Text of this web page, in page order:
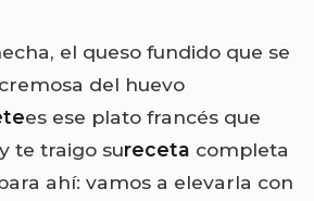
el queso fundido que se
del huevo
es ese plato francés que
te traigo sureceta completa
ahí: vamos a elevarla con